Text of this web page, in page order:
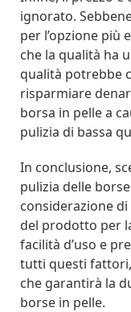
ignorato.
per l’opzione più
che la qualità ha
qualità potrebbe
risparmiare
borsa in pelle a
pulizia di bassa
In conclusione,
pulizia delle
considerazione
del prodotto per
facilità d’uso e
tutti questi
che garantirà la
borse in pelle.